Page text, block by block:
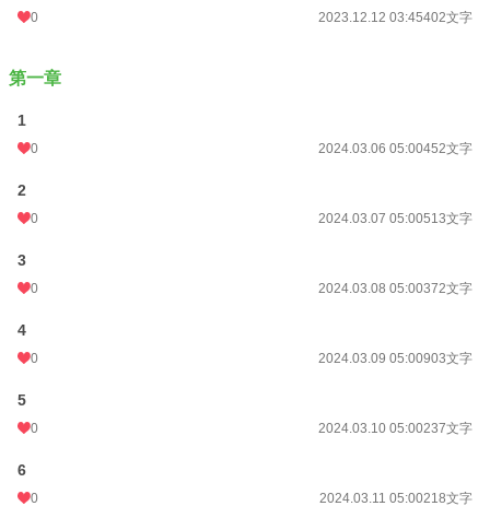
0 2023.12.12 03:45402文字
第一章
1
0 2024.03.06 05:00452文字
2
0 2024.03.07 05:00513文字
3
0 2024.03.08 05:00372文字
4
0 2024.03.09 05:00903文字
5
0 2024.03.10 05:00237文字
6
0 2024.03.11 05:00218文字